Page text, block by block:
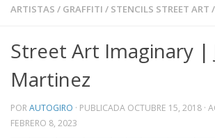
ARTISTAS / GRAFFITI / STENCILS STREET ART /
Street Art Imaginary |
Martinez
PORAUTOGIRO · PUBLICADA OCTUBRE 15, 2018 ·
FEBRERO 8, 2023